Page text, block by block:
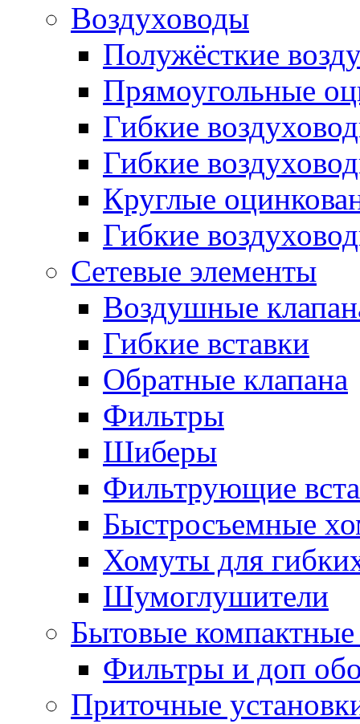
Воздуховоды
Полужёсткие
Прямоугольные
Гибкие
Гибкие
Круглые
Гибкие
Сетевые элементы
Воздушные
Гибкие вставки
Обратные клапана
Фильтры
Шиберы
Фильтрующие
Быстросъемные
Хомуты для
Шумоглушители
Бытовые
Фильтры и доп
Приточные